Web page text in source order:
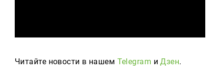
Читайте новости в нашем Telegram иДзен.